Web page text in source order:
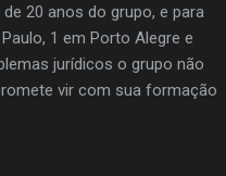
20 anos do grupo, e para
1 em Porto Alegre e
jurídicos o grupo não
vir com sua formação